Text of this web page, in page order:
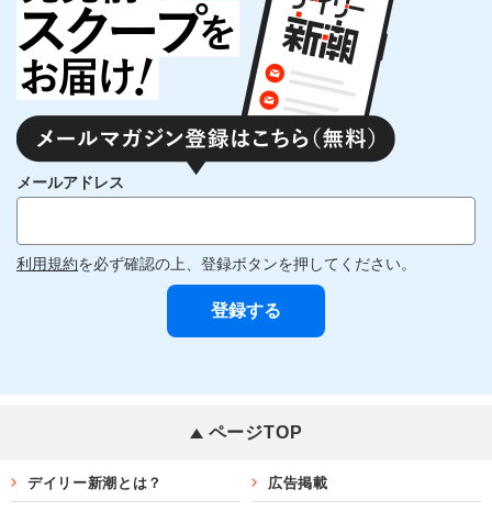
メールアドレス
利用規約を必ず確認の上、登録ボタンを押してください。
ページTOP
デイリー新潮とは？ 広告掲載